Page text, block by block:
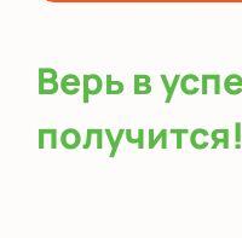
Верь в
получится!